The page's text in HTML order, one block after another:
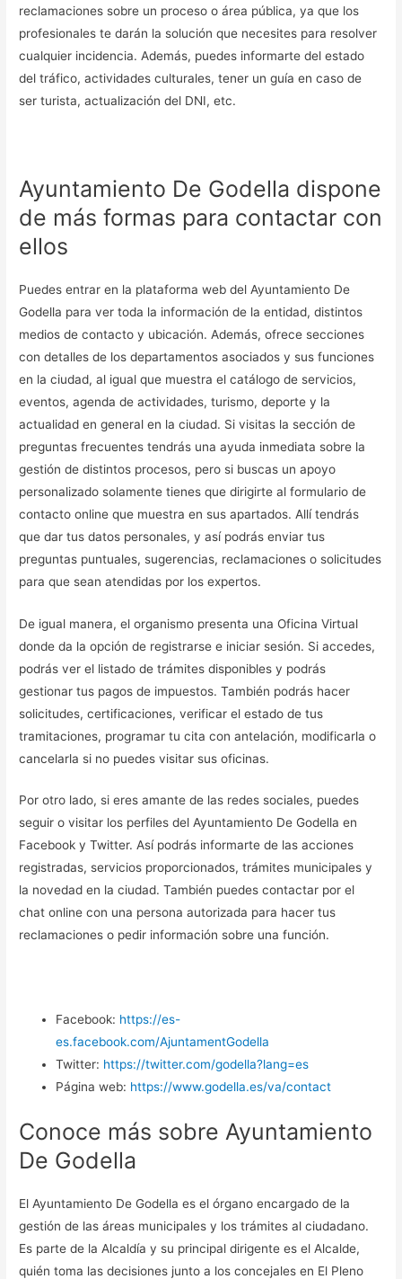
reclamaciones sobre un proceso o área pública, ya que los
profesionales te darán la solución que necesites para resolver
cualquier incidencia. Además, puedes informarte del estado
del tráfico, actividades culturales, tener un guía en caso de
ser turista, actualización del DNI, etc.
Ayuntamiento De Godella dispone
de más formas para contactar con
ellos
Puedes entrar en la plataforma web del Ayuntamiento De
Godella para ver toda la información de la entidad, distintos
medios de contacto y ubicación. Además, ofrece secciones
con detalles de los departamentos asociados y sus funciones
en la ciudad, al igual que muestra el catálogo de servicios,
eventos, agenda de actividades, turismo, deporte y la
actualidad en general en la ciudad. Si visitas la sección de
preguntas frecuentes tendrás una ayuda inmediata sobre la
gestión de distintos procesos, pero si buscas un apoyo
personalizado solamente tienes que dirigirte al formulario de
contacto online que muestra en sus apartados. Allí tendrás
que dar tus datos personales, y así podrás enviar tus
preguntas puntuales, sugerencias, reclamaciones o solicitudes
para que sean atendidas por los expertos.
De igual manera, el organismo presenta una Oficina Virtual
donde da la opción de registrarse e iniciar sesión. Si accedes,
podrás ver el listado de trámites disponibles y podrás
gestionar tus pagos de impuestos. También podrás hacer
solicitudes, certificaciones, verificar el estado de tus
tramitaciones, programar tu cita con antelación, modificarla o
cancelarla si no puedes visitar sus oficinas.
Por otro lado, si eres amante de las redes sociales, puedes
seguir o visitar los perfiles del Ayuntamiento De Godella en
Facebook y Twitter. Así podrás informarte de las acciones
registradas, servicios proporcionados, trámites municipales y
la novedad en la ciudad. También puedes contactar por el
chat online con una persona autorizada para hacer tus
reclamaciones o pedir información sobre una función.
Facebook: https://es-
es.facebook.com/AjuntamentGodella
Twitter: https://twitter.com/godella?lang=es
Página web: https://www.godella.es/va/contact
Conoce más sobre Ayuntamiento
De Godella
El Ayuntamiento De Godella es el órgano encargado de la
gestión de las áreas municipales y los trámites al ciudadano.
Es parte de la Alcaldía y su principal dirigente es el Alcalde,
quién toma las decisiones junto a los concejales en El Pleno